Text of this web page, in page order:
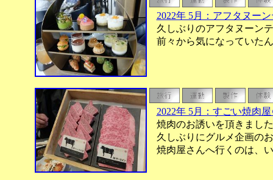
2022年 5月：アフタヌー
久しぶりのアフタヌーン
前々から気になっていた
2022年 5月：すごい焼肉
焼肉のお誘いを頂きまし
久しぶりにグルメ企画の
焼肉屋さんへ行くのは、